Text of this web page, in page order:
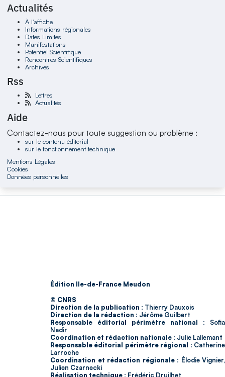
Actualités
À l'affiche
Informations régionales
Dates Limites
Manifestations
Potentiel Scientifique
Rencontres Scientifiques
Archives
Rss
Lettres
Actualités
Aide
Contactez-nous pour toute suggestion ou problème :
sur le contenu éditorial
sur le fonctionnement technique
Mentions Légales
Cookies
Données personnelles
Édition Ile-de-France Meudon
© CNRS
Direction de la publication : Thierry Dauxois
Direction de la rédaction : Jérôme Guilbert
Responsable éditorial périmètre national : Sofia
Nadir
Coordination et rédaction nationale : Julie Lallemant
Responsable éditorial périmètre régional : Catherine
Larroche
Coordination et rédaction régionale : Élodie Vignier,
Julien Czarnecki
Réalisation technique : Frédéric Druilhet